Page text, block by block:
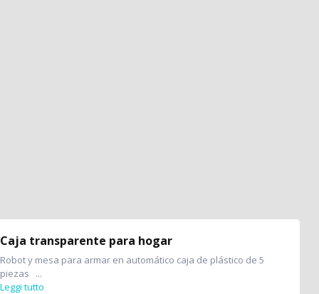
Caja transparente para hogar
Robot y mesa para armar en automático caja de plástico de 5
piezas ...
Leggi tutto